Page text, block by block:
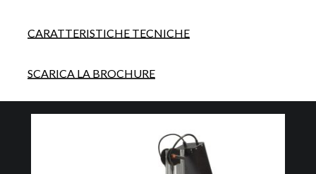
CARATTERISTICHE TECNICHE
SCARICA LA BROCHURE